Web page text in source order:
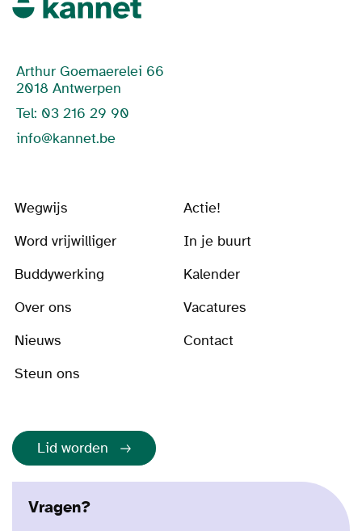
Arthur Goemaerelei 66
2018 Antwerpen
Tel: 03 216 29 90
info@kannet.be
Wegwijs
Actie!
Word vrijwilliger
In je buurt
Buddywerking
Kalender
Over ons
Vacatures
Nieuws
Contact
Steun ons
Lid worden
Vragen?